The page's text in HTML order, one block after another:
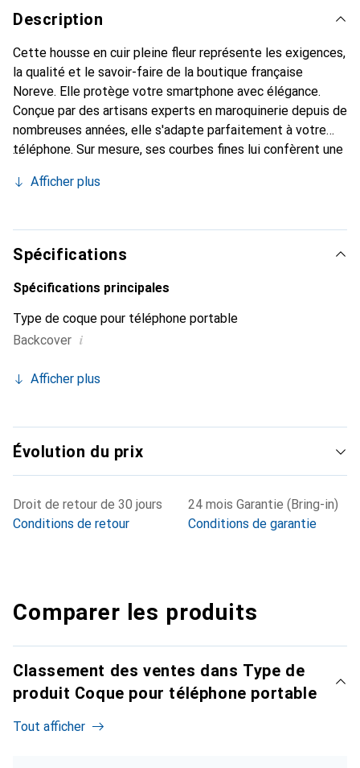
Description
Cette housse en cuir pleine fleur représente les exigences,
la qualité et le savoir-faire de la boutique française
Noreve. Elle protège votre smartphone avec élégance.
Conçue par des artisans experts en maroquinerie depuis de
nombreuses années, elle s'adapte parfaitement à votre
téléphone. Sur mesure, ses courbes fines lui confèrent une
indispensable de votre smartphone. Reconnaître à
marque Noreve est un choix sûr pour une clientèle
exigeante.
Afficher plus
Spécifications
Spécifications principales
Type de coque pour téléphone portable
Backcover i
Afficher plus
Évolution du prix
Droit de retour de 30 jours
Conditions de retour
24 mois Garantie (Bring-in)
Conditions de garantie
Comparer les produits
Classement des ventes dans Type de
produit Coque pour téléphone portable
Tout afficher